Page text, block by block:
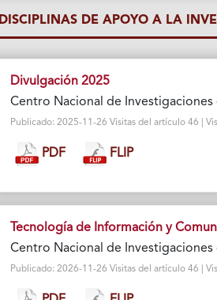
DISCIPLINAS DE APOYO A LA
Divulgación 2025
Centro Nacional de Investigaciones
Publicado: 2025-11-26 Visitas del artículo 46 |
PDF FLIP
Tecnología de Información y
Centro Nacional de Investigaciones
Publicado: 2026-11-26 Visitas del artículo 46 |